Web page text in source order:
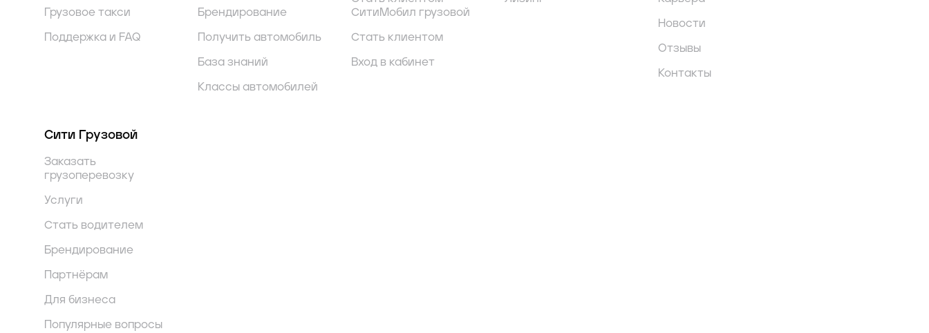
Грузовое такси
Поддержка и FAQ
Брендирование
Получить автомобиль
База знаний
Классы автомобилей
СитиМобил грузовой
Стать клиентом
Вход в кабинет
Новости
Отзывы
Контакты
Сити Грузовой
Заказать
грузоперевозку
Услуги
Стать водителем
Брендирование
Партнёрам
Для бизнеса
Популярные вопросы